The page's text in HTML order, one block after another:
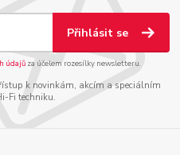
Přihlásit se
údajůza účelem rozesílky newsletteru.
k novinkám, akcím a speciálním
Fi techniku.